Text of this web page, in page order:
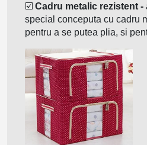
☑️ Cadru metalic rezistent -
special conceputa cu cadru
pentru a se putea plia, si